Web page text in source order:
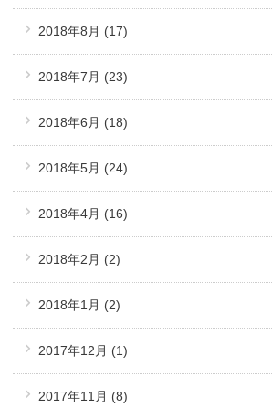
2018年8月 (17)
2018年7月 (23)
2018年6月 (18)
2018年5月 (24)
2018年4月 (16)
2018年2月 (2)
2018年1月 (2)
2017年12月 (1)
2017年11月 (8)